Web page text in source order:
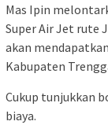
Mas Ipin
Super Air Jet rute
akan
Kabupaten
Cukup tunjukkan
biaya.